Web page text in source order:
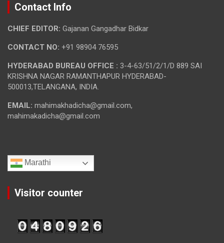
Contact Info
CHIEF EDITOR: Gajanan Gangadhar Bidkar
CONTACT NO: +91 98904 76595
HYDERABAD BUREAU OFFICE : 3-4-63/51/2/1/D 889 SAI
KRISHNA NAGAR RAMANTHAPUR HYDERABAD-
500013,TELANGANA, INDIA.
EMAIL: mahimakhadicha@gmail.com,
mahimakadicha@gmail.com
Marathi
Visitor counter